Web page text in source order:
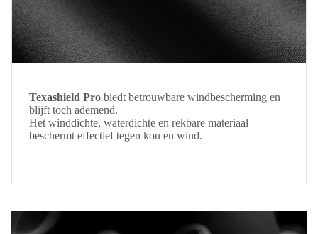
Texashield Pro biedt betrouwbare windbescherming en
blijft toch ademend.
Het winddichte, waterdichte en rekbare materiaal
beschermt effectief tegen kou en wind.